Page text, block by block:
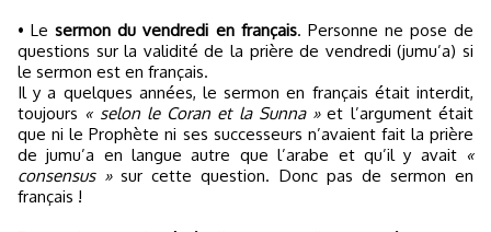
• Lesermon du vendredi en français. Personne ne pose de
questions sur la validité de la prière de vendredi (jumu’a) si
le sermon est en français.
Il y a quelques années, le sermon en français était interdit,
toujours « selon le Coran et la Sunna »et l’argument était
que ni le Prophète ni ses successeurs n’avaient fait la prière
de jumu’a en langue autre que l’arabe et qu’il y avait «
consensus »sur cette question. Donc pas de sermon en
français !